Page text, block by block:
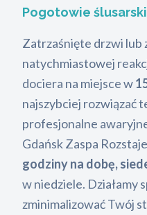
Pogotowie
Zatrzaśnięte drzwi lub
natychmiastowej
dociera na miejsce w
najszybciej rozwiązać
profesjonalne
Gdańsk Zaspa
godziny na dobę,
w niedziele. Działamy
zminimalizować Twój